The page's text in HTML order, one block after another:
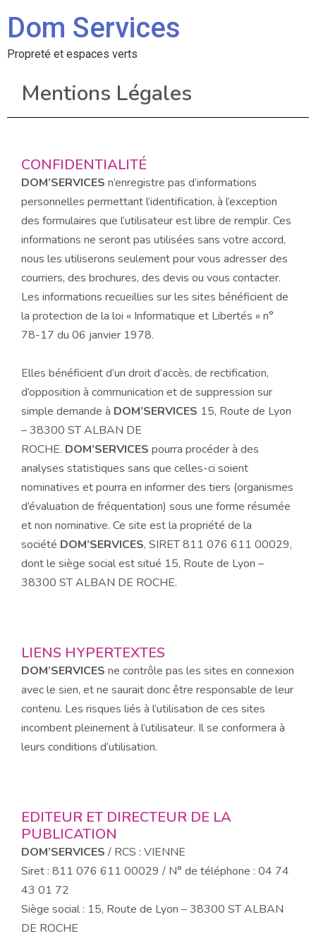
Dom Services
Propreté et espaces verts
Mentions Légales
CONFIDENTIALITÉ
DOM’SERVICES n’enregistre pas d’informations
personnelles permettant l’identification, à l’exception
des formulaires que l’utilisateur est libre de remplir. Ces
informations ne seront pas utilisées sans votre accord,
nous les utiliserons seulement pour vous adresser des
courriers, des brochures, des devis ou vous contacter.
Les informations recueillies sur les sites bénéficient de
la protection de la loi « Informatique et Libertés » n°
78-17 du 06 janvier 1978.
Elles bénéficient d’un droit d’accès, de rectification,
d’opposition à communication et de suppression sur
simple demande à DOM’SERVICES 15, Route de Lyon
– 38300 ST ALBAN DE
ROCHE. DOM’SERVICES pourra procéder à des
analyses statistiques sans que celles-ci soient
nominatives et pourra en informer des tiers (organismes
d’évaluation de fréquentation) sous une forme résumée
et non nominative. Ce site est la propriété de la
société DOM’SERVICES, SIRET 811 076 611 00029,
dont le siège social est situé 15, Route de Lyon –
38300 ST ALBAN DE ROCHE.
LIENS HYPERTEXTES
DOM’SERVICES ne contrôle pas les sites en connexion
avec le sien, et ne saurait donc être responsable de leur
contenu. Les risques liés à l’utilisation de ces sites
incombent pleinement à l’utilisateur. Il se conformera à
leurs conditions d’utilisation.
EDITEUR ET DIRECTEUR DE LA
PUBLICATION
DOM’SERVICES / RCS : VIENNE
Siret : 811 076 611 00029 / N° de téléphone : 04 74
43 01 72
Siège social : 15, Route de Lyon – 38300 ST ALBAN
DE ROCHE